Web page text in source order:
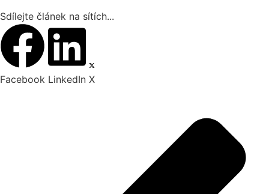
Sdílejte článek na sítích...
Facebook LinkedIn X